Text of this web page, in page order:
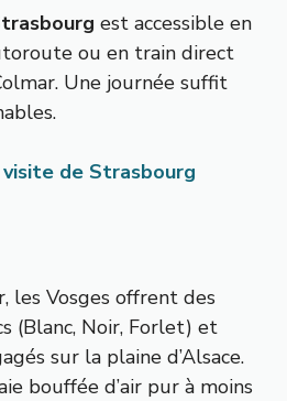
est accessible en
ou en train direct
Une journée suffit
de Strasbourg
les Vosges offrent des
(Blanc, Noir, Forlet) et
sur la plaine d’Alsace.
bouffée d’air pur à moins